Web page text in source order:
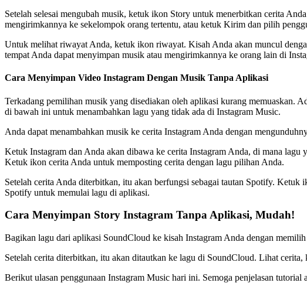
Setelah selesai mengubah musik, ketuk ikon Story untuk menerbitkan cerita
mengirimkannya ke sekelompok orang tertentu, atau ketuk Kirim dan pilih
Untuk melihat riwayat Anda, ketuk ikon riwayat. Kisah Anda akan muncul
tempat Anda dapat menyimpan musik atau mengirimkannya ke orang lain di
Cara Menyimpan Video Instagram Dengan Musik Tanpa Aplikasi
Terkadang pemilihan musik yang disediakan oleh aplikasi kurang memuaskan.
di bawah ini untuk menambahkan lagu yang tidak ada di Instagram Music.
Anda dapat menambahkan musik ke cerita Instagram Anda dengan
Ketuk Instagram dan Anda akan dibawa ke cerita Instagram Anda, di mana
Ketuk ikon cerita Anda untuk memposting cerita dengan lagu pilihan Anda.
Setelah cerita Anda diterbitkan, itu akan berfungsi sebagai tautan Spotify.
Spotify untuk memulai lagu di aplikasi.
Cara Menyimpan Story Instagram Tanpa Aplikasi, Mudah!
Bagikan lagu dari aplikasi SoundCloud ke kisah Instagram Anda dengan
Setelah cerita diterbitkan, itu akan ditautkan ke lagu di SoundCloud. Lihat
Berikut ulasan penggunaan Instagram Music hari ini. Semoga penjelasan